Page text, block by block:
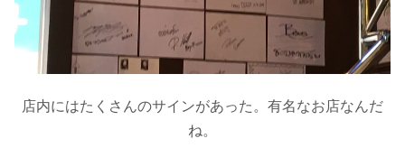
店内にはたくさんのサインがあった。有名なお店なんだ
ね。